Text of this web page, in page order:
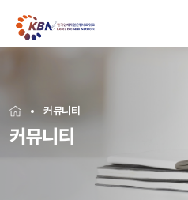
커뮤니티
커뮤니티